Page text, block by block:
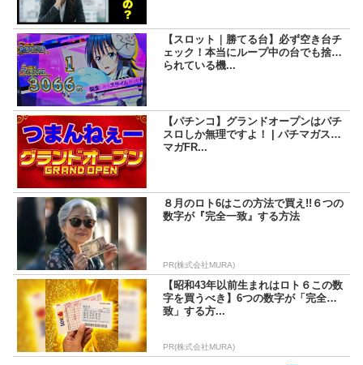
【スロット｜勝てる台】必ず空き台チ
ェック！本当にループ中の台でも捨て
られている機...
【パチンコ】グランドオープンはパチ
スロしか無理ですよ！ | パチマガスロ
マガFR...
８月のロト6はこの方法で買え!!６つの
数字が『完全一致』する方法
PR(株式会社MURA)
【昭和43年以前生まれはロト６この数
字を買うべき】6つの数字が「完全一
致」する方...
PR(株式会社MURA)